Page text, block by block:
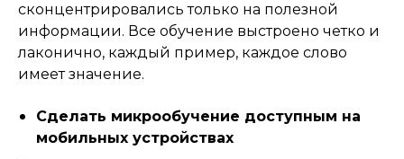
сконцентрировались только на полезной
информации. Все обучение выстроено четко и
лаконично, каждый пример, каждое слово
имеет значение.
Сделать микрообучение доступным на
мобильных устройствах